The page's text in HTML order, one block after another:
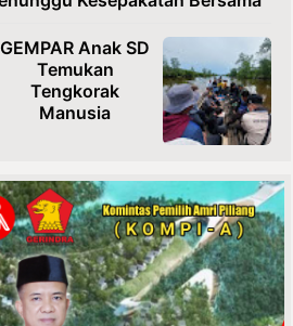
GEMPAR Anak SD
Temukan
Tengkorak
Manusia
Usai Diteror,
Ketua TRINUSA
Resmi Laporkan
Ancaman ke
Polresta
Pasuruan